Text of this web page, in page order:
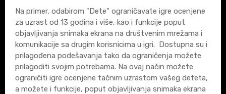
Na primer, odabirom "Dete" ograničavate igre ocenjene
za uzrast od 13 godina i više, kao i funkcije poput
objavljivanja snimaka ekrana na društvenim mrežama i
komunikacije sa drugim korisnicima u igri. Dostupna su i
prilagođena podešavanja tako da ograničenja možete
prilagoditi svojim potrebama. Na ovaj način možete
ograničiti igre ocenjene tačnim uzrastom vašeg deteta,
a možete i funkcije, poput objavljivanja snimaka ekrana